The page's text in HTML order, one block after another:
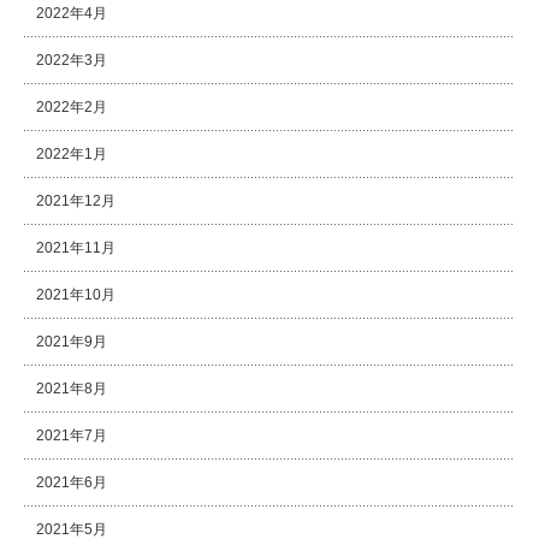
2022年4月
2022年3月
2022年2月
2022年1月
2021年12月
2021年11月
2021年10月
2021年9月
2021年8月
2021年7月
2021年6月
2021年5月